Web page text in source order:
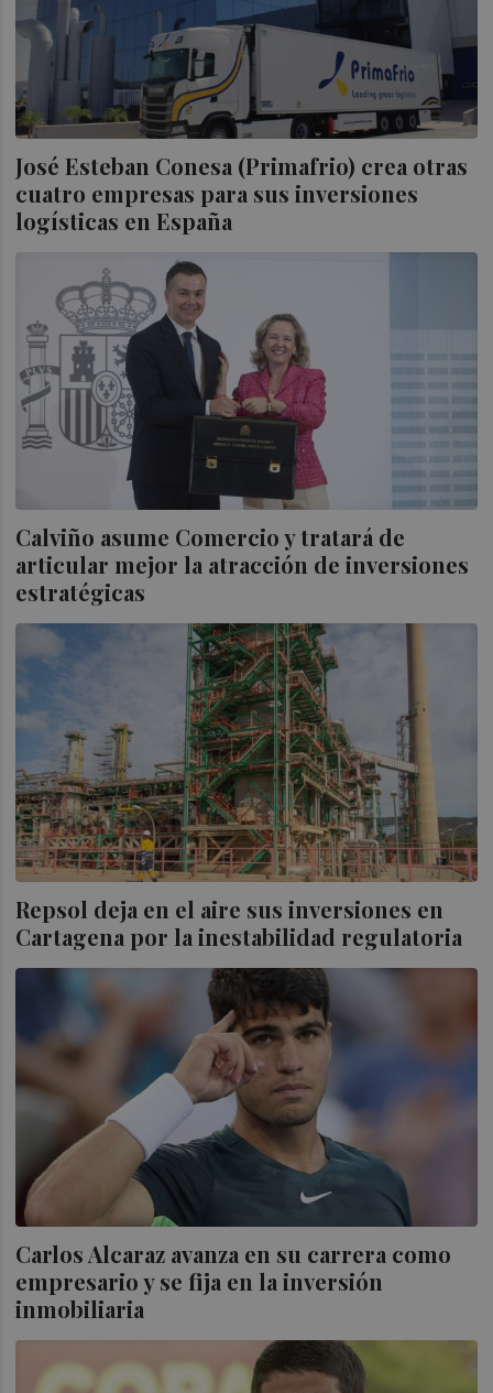
José Esteban Conesa (Primafrio) crea otras
cuatro empresas para sus inversiones
logísticas en España
Calviño asume Comercio y tratará de
articular mejor la atracción de inversiones
estratégicas
Repsol deja en el aire sus inversiones en
Cartagena por la inestabilidad regulatoria
Carlos Alcaraz avanza en su carrera como
empresario y se fija en la inversión
inmobiliaria